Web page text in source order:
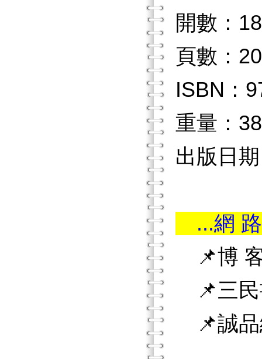
開數：18
頁數：
ISBN：
重量：
出版日
...網
📌博
📌三民
📌誠品